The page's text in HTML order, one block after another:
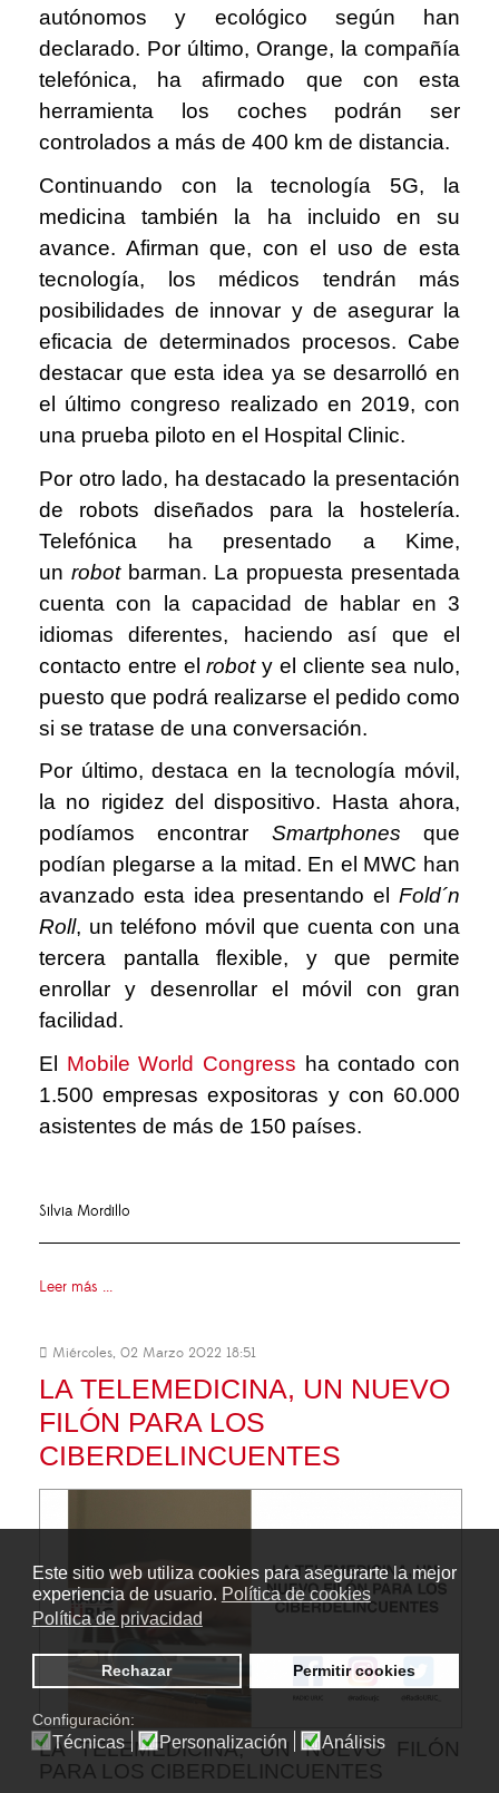
Este sitio web utiliza cookies para asegurarte la mejor
experiencia de usuario. Política de cookies
Política de privacidad
Rechazar Permitir cookies
Configuración:
Técnicas Personalización Análisis
autónomos y ecológico según han
declarado. Por último, Orange, la compañía
telefónica, ha afirmado que con esta
herramienta los coches podrán ser
controlados a más de 400 km de distancia.
Continuando con la tecnología 5G, la
medicina también la ha incluido en su
avance. Afirman que, con el uso de esta
tecnología, los médicos tendrán más
posibilidades de innovar y de asegurar la
eficacia de determinados procesos. Cabe
destacar que esta idea ya se desarrolló en
el último congreso realizado en 2019, con
una prueba piloto en el Hospital Clinic.
Por otro lado, ha destacado la presentación
de robots diseñados para la hostelería.
Telefónica ha presentado a Kime,
un robotbarman. La propuesta presentada
cuenta con la capacidad de hablar en 3
idiomas diferentes, haciendo así que el
contacto entre elroboty el cliente sea nulo,
puesto que podrá realizarse el pedido como
si se tratase de una conversación.
Por último, destaca en la tecnología móvil,
la no rigidez del dispositivo. Hasta ahora,
podíamos encontrar Smartphonesque
podían plegarse a la mitad. En el MWC han
avanzado esta idea presentando el Fold´n
Roll, un teléfono móvil que cuenta con una
tercera pantalla flexible, y que permite
enrollar y desenrollar el móvil con gran
facilidad.
El Mobile World Congress ha contado con
1.500 empresas expositoras y con 60.000
asistentes de más de 150 países.
Silvia Mordillo
Leer más ...
Miércoles, 02 Marzo 2022 18:51
LA TELEMEDICINA, UN NUEVO
FILÓN PARA LOS
CIBERDELINCUENTES
LA TELEMEDICINA, UN NUEVO FILÓN
PARA LOS CIBERDELINCUENTES